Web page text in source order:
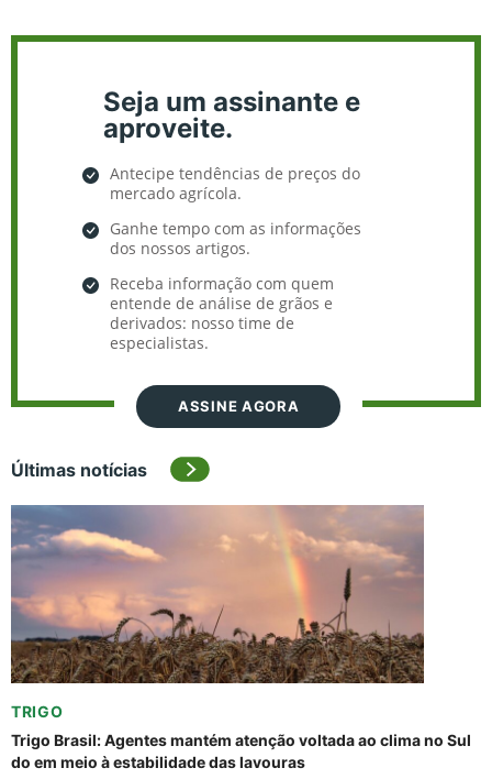
Seja um assinante e
aproveite.
Antecipe tendências de preços do
mercado agrícola.
Ganhe tempo com as informações
dos nossos artigos.
Receba informação com quem
entende de análise de grãos e
derivados: nosso time de
especialistas.
ASSINE AGORA
Últimas notícias
TRIGO
Trigo Brasil: Agentes mantém atenção voltada ao clima no Sul
do em meio à estabilidade das lavouras